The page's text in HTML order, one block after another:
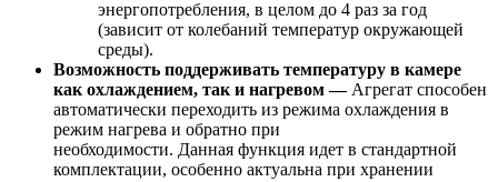
энергопотребления, в целом до 4 раз за год
(зависит от колебаний температур окружающей
среды).
Возможность поддерживать температуру в камере
как охлаждением, так и нагревом — Агрегат способен
автоматически переходить из режима охлаждения в
режим нагрева и обратно при
необходимости. Данная функция идет в стандартной
комплектации, особенно актуальна при хранении